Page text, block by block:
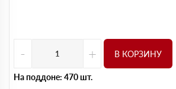
- + В КОРЗИНУ
На поддоне: 470 шт.